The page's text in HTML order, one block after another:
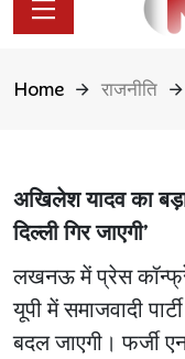
Home राजनीति
अखिलेश यादव का
दिल्ली गिर जाएगी’
लखनऊ में प्रेस
यूपी में समाजवादी
बदल जाएगी। फर्जी